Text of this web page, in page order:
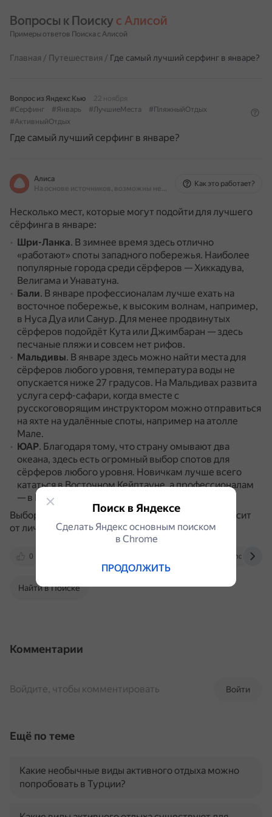
Вопросы к Поиску с Алисой
Примеры ответов Поиска с Алисой
Главная / Путешествия / Где самый лучший серфинг в январе?
Вопрос из Яндекс Кью
22 ноября
#Серфинг
#Январь #ЛучшиеМеста
#ПляжныйОтдых
#АктивныйОтдых
Где самый лучший серфинг в январе?
Алиса
На основе источников, возможны неточности
Как это работает?
Несколько мест, которые могут подойти для лучшего
сёрфинга в январе:
Шри-Ланка. В зимнее время здесь отлично
«работают» споты западного побережья. Наиболее
популярные города среди сёрферов — Хиккадува,
Велигама и Унаватуна.
Бали. В январе профессионалам лучше ехать на
восточное побережье, к высоким волнам, например,
в Нуса Дуа или Санур. Для менее продвинутых
сёрферов подойдёт Кута или Джимбаран — здесь
песчаные пляжи и совсем нет рифов.
Мальдивы. В январе здесь можно найти места для
сёрферов любого уровня, температура воды не
опускается ниже 27 градусов. На Мальдивах развита
услуга серф-сафари, когда вместе с
русскоговорящим инструктором можно отправиться
на яхте на удалённые споты, например на атолле
Мале.
ЮАР. Благодаря тому, что страну омывают два
океана, здесь есть огромный выбор спотов для
сёрферов любого уровня. Новичкам лучше всего
кататься в Восточном Кейптауне, а профессионалам
— в Квазулу Натал.
Выбор места для лучшего сёрфинга в январе зависит
от личных предпочтений и интересов.
0 yandex.ru
Найти в Поиске
Комментарии
Войти
Войдите, чтобы комментировать
Ещё по теме
Какие необычные виды активного отдыха можно
попробовать в Турции?
Поиск в Яндексе
Сделать Яндекс основным поиском
в Сhrome
ПРОДОЛЖИТЬ